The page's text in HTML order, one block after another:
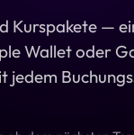
Kurspakete —
Wallet oder
jedem